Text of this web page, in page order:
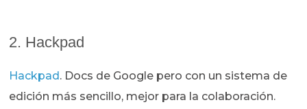
2. Hackpad
Hackpad . Docs de Google pero con un sistema de
edición más sencillo, mejor para la colaboración.